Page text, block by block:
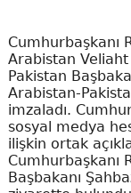
Cumhurbaşkanı
Arabistan
Pakistan
Arabistan-
imzaladı.
sosyal medya
ilişkin ortak
Cumhurbaşkanı
Başbakanı